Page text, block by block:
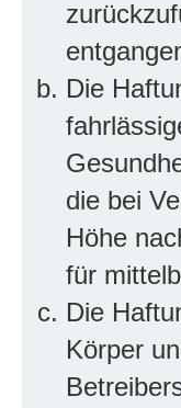
Die
die bei
Höhe
für
Die
Körper